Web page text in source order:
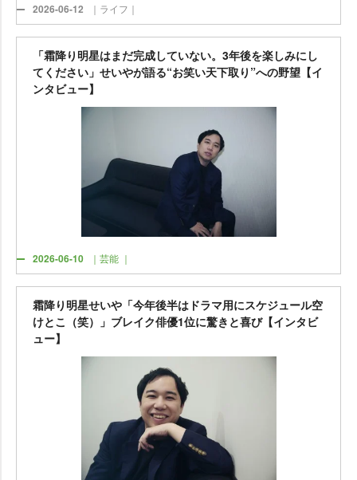
2026-06-12 ｜ライフ｜
「霜降り明星はまだ完成していない。3年後を楽しみにし
てください」せいやが語る“お笑い天下取り”への野望【イ
ンタビュー】
2026-06-10 ｜芸能 ｜
霜降り明星せいや「今年後半はドラマ用にスケジュール空
けとこ（笑）」ブレイク俳優1位に驚きと喜び【インタビ
ュー】